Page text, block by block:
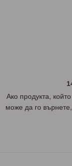
Ако продукта,
може да го